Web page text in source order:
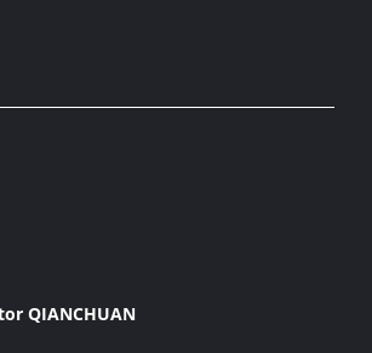
QIANCHUAN